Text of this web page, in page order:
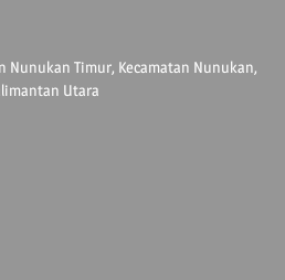
Nunukan Timur, Kecamatan Nunukan,
Utara